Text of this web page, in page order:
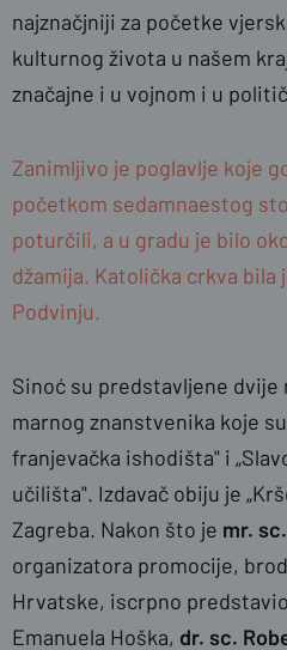
najznačjniji za početke
kulturnog života u našem
značajne i u vojnom i u
Zanimljivo je poglavlje koje
početkom sedamnaestog
poturčili, a u gradu je bilo
džamija. Katolička crkva bila
Podvinju.
Sinoć su predstavljene dvije
marnog znanstvenika koje
franjevačka ishodišta" i
učilišta". Izdavač obiju je
Zagreba. Nakon što je mr.
organizatora promocije,
Hrvatske, iscrpno
Emanuela Hoška, dr. sc.